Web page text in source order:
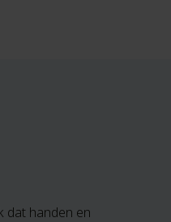
dat handen en